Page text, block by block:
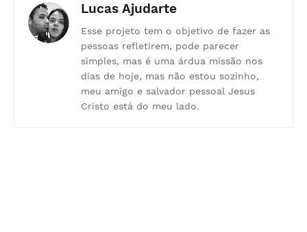
Lucas Ajudarte
Esse projeto tem o objetivo de fazer as
pessoas refletirem, pode parecer
simples, mas é uma árdua missão nos
dias de hoje, mas não estou sozinho,
meu amigo e salvador pessoal Jesus
Cristo está do meu lado.